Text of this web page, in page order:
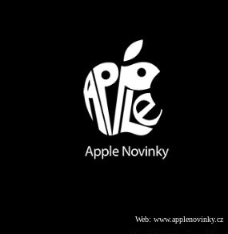
Web: www.applenovinky.cz